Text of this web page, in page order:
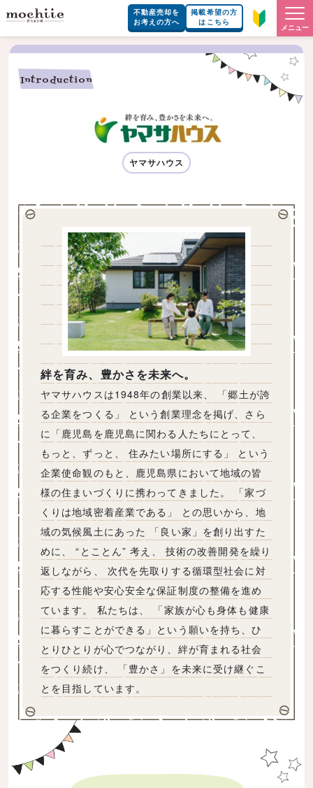
不動産売却を
お考えの方へ
掲載希望の方
はこちら
メニュー
Introduction
ヤマサハウス
絆を育み、豊かさを未来へ。
ヤマサハウスは1948年の創業以来、 「郷土が誇
る企業をつくる」 という創業理念を掲げ、さら
に「鹿児島を鹿児島に関わる人たちにとって、
もっと、ずっと、 住みたい場所にする」 という
企業使命観のもと、鹿児島県において地域の皆
様の住まいづくりに携わってきました。 「家づ
くりは地域密着産業である」 との思いから、地
域の気候風土にあった 「良い家」を創り出すた
めに、 “とことん” 考え、 技術の改善開発を繰り
返しながら、 次代を先取りする循環型社会に対
応する性能や安心安全な保証制度の整備を進め
ています。 私たちは、 「家族が心も身体も健康
に暮らすことができる」という願いを持ち、ひ
とりひとりが心でつながり、絆が育まれる社会
をつくり続け、 「豊かさ」を未来に受け継ぐこ
とを目指しています。